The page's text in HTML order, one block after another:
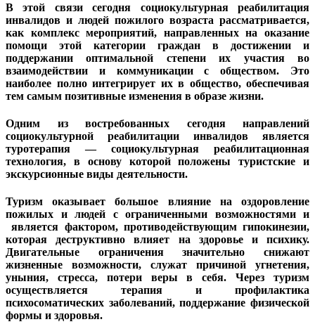
В этой связи сегодня социокультурная реабилитация
инвалидов и людей пожилого возраста рассматривается,
как комплекс мероприятий, направленных на оказание
помощи этой категории граждан в достижении и
поддержании оптимальной степени их участия во
взаимодействии и коммуникации с обществом. Это
наиболее полно интегрирует их в общество, обеспечивая
тем самым позитивные изменения в образе жизни.
Одним из востребованных сегодня направлений
социокультурной реабилитации инвалидов является
туротерапия — социокультурная реабилитационная
технология, в основу которой положены туристские и
экскурсионные виды деятельности.
Туризм оказывает большое влияние на оздоровление
пожилых и людей с ограниченными возможностями и
является фактором, противодействующим гипокинезии,
которая деструктивно влияет на здоровье и психику.
Двигательные ограничения значительно снижают
жизненные возможности, служат причиной угнетения,
уныния, стресса, потери веры в себя. Через туризм
осуществляется терапия и профилактика
психосоматических заболеваний, поддержание физической
формы и здоровья.